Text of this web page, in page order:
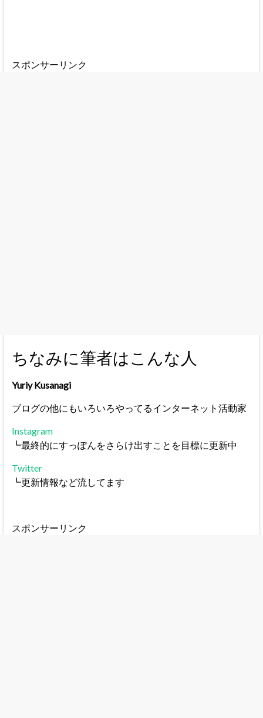
スポンサーリンク
ちなみに筆者はこんな人
Yuriy Kusanagi
ブログの他にもいろいろやってるインターネット活動家
Instagram
┗最終的にすっぽんをさらけ出すことを目標に更新中
Twitter
┗更新情報など流してます
スポンサーリンク